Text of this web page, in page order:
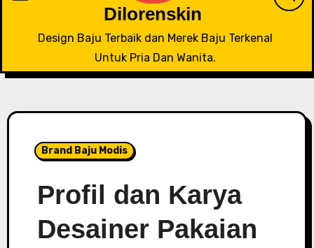
Dilorenskin
Design Baju Terbaik dan Merek Baju Terkenal
Untuk Pria Dan Wanita.
Brand Baju Modis
Profil dan Karya
Desainer Pakaian